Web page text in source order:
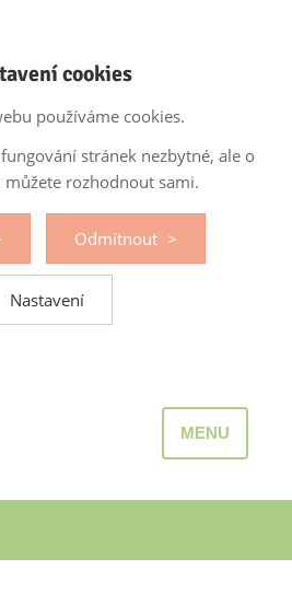
cookies
používáme cookies.
stránek nezbytné, ale o
můžete rozhodnout sami.
Odmítnout
Nastavení
MENU